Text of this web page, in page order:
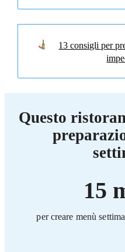
13 consigli per
Questo
15
per creare menù